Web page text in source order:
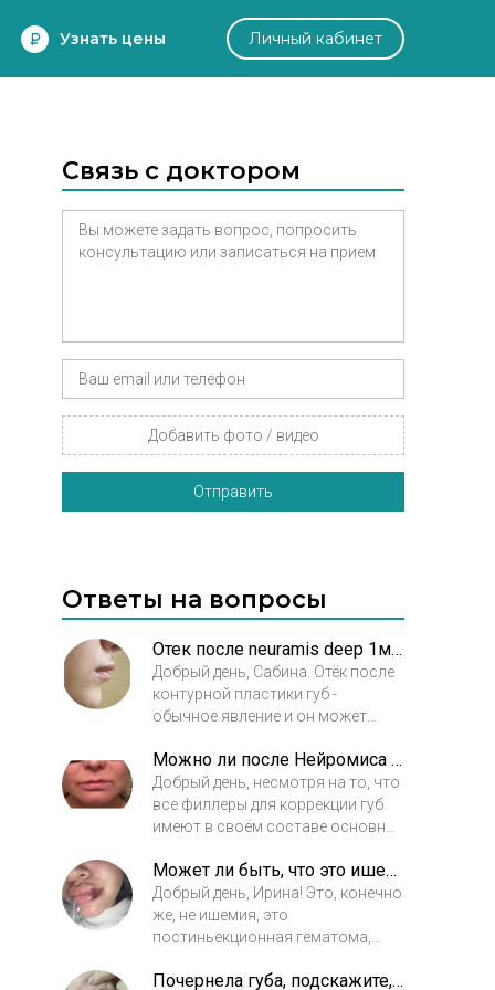
Узнать цены Личный кабинет
Связь с доктором
Добавить фото / видео
Отправить
Ответы на вопросы
Отек после neuramis deep 1мл это норма?
Добрый день, Сабина. Отёк после
контурной пластики губ -
обычное явление и он может
этого срока отёчность ещё будет
беспокоить, то рекомендую
проконсультироваться у врача,
который делал контурную
Можно ли после Нейромиса применять другой препарат?
Добрый день, несмотря на то, что
все филлеры для коррекции губ
имеют в своём составе основное
гиалуроновую кислоту, они могут
различаться по остальным
ингредиентам, из за чего филлеры
разных производителей могут
нежелательные реакции, если их
Может ли быть, что это ишемия?
Добрый день, Ирина! Это, конечно
же, не ишемия, это
постиньекционная гематома,
контурной инъекционной
Почернела губа, подскажите, пожалуйста, это некроз? Что делать?